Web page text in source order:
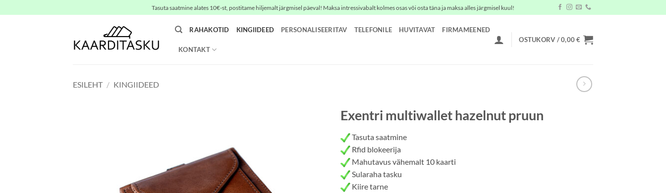
to
Tasuta saatmine alates 10€-st, postitame hiljemalt järgmisel päeval! Maksa intressivabalt kolmes osas või osta täna ja maksa alles järgmisel kuul!
RAHAKOTID KINGIIDEED PERSONALISEERITAV TELEFONILE HUVITAVAT FIRMAMEENED
KONTAKT
OSTUKORV /0,00€
ESILEHT / KINGIIDEED
Exentri multiwallet hazelnut pruun
Tasuta saatmine
Rfid blokeerija
Mahutavus vähemalt 10 kaarti
Sularaha tasku
Kiire tarne